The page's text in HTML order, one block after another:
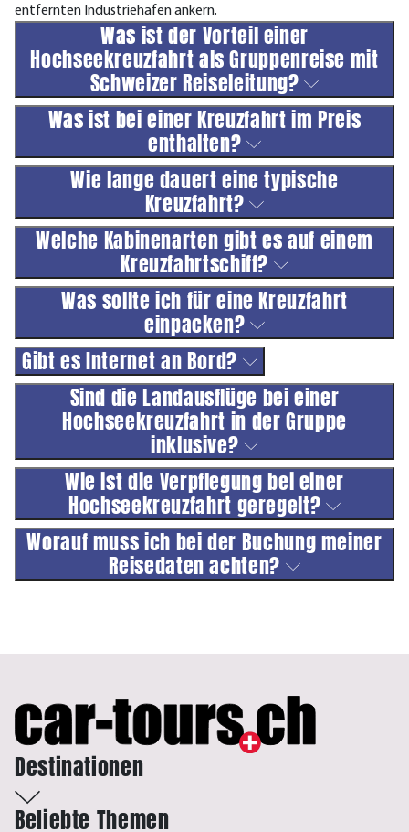
entfernten Industriehäfen ankern.
Was ist der Vorteil einer
Hochseekreuzfahrt als Gruppenreise mit
Schweizer Reiseleitung?
Was ist bei einer Kreuzfahrt im Preis
enthalten?
Wie lange dauert eine typische
Kreuzfahrt?
Welche Kabinenarten gibt es auf einem
Kreuzfahrtschiff?
Was sollte ich für eine Kreuzfahrt
einpacken?
Gibt es Internet an Bord?
Sind die Landausflüge bei einer
Hochseekreuzfahrt in der Gruppe
inklusive?
Wie ist die Verpflegung bei einer
Hochseekreuzfahrt geregelt?
Worauf muss ich bei der Buchung meiner
Reisedaten achten?
Destinationen
Beliebte Themen